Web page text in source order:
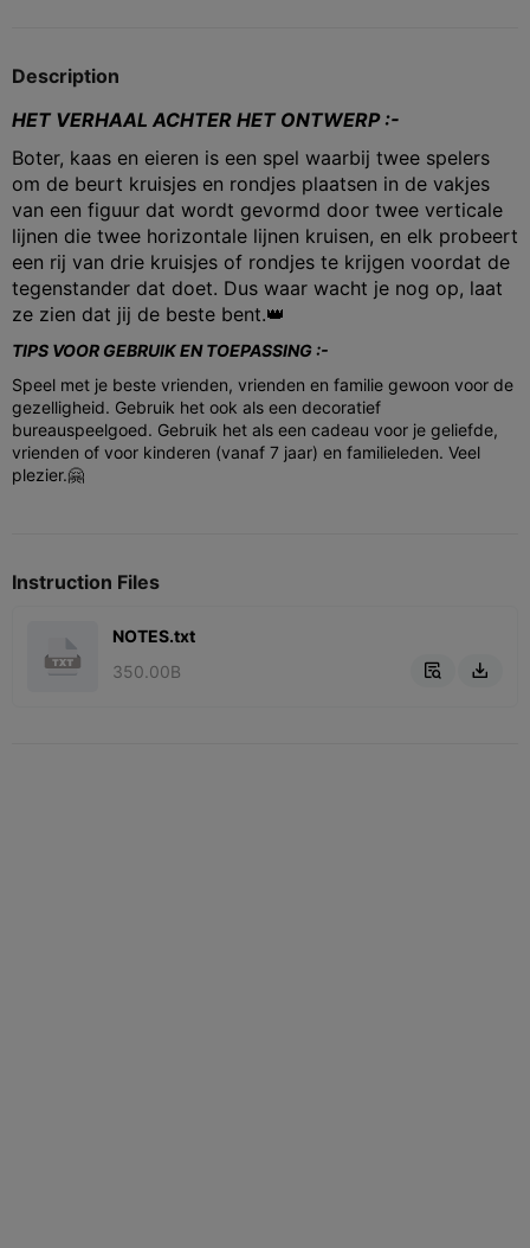
Description
HET VERHAAL ACHTER HET ONTWERP :-
Boter, kaas en eieren is een spel waarbij twee spelers
om de beurt kruisjes en rondjes plaatsen in de vakjes
van een figuur dat wordt gevormd door twee verticale
lijnen die twee horizontale lijnen kruisen, en elk probeert
een rij van drie kruisjes of rondjes te krijgen voordat de
tegenstander dat doet. Dus waar wacht je nog op, laat
ze zien dat jij de beste bent.👑
TIPS VOOR GEBRUIK EN TOEPASSING :-
Speel met je beste vrienden, vrienden en familie gewoon voor de
gezelligheid. Gebruik het ook als een decoratief
bureauspeelgoed. Gebruik het als een cadeau voor je geliefde,
vrienden of voor kinderen (vanaf 7 jaar) en familieleden. Veel
plezier.🤗
Instruction Files
NOTES.txt
350.00B
 